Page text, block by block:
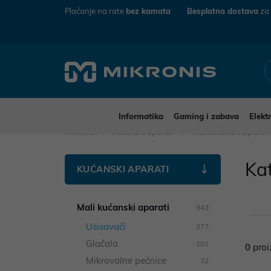
Plaćanje na rate bez kamata Besplatna dostava
Informatika Gaming i zabava
KUĆANSKI APARATI
Mali kućanski aparati 943
Usisavači 277
Glačala 101
Mikrovalne pećnice 32
0